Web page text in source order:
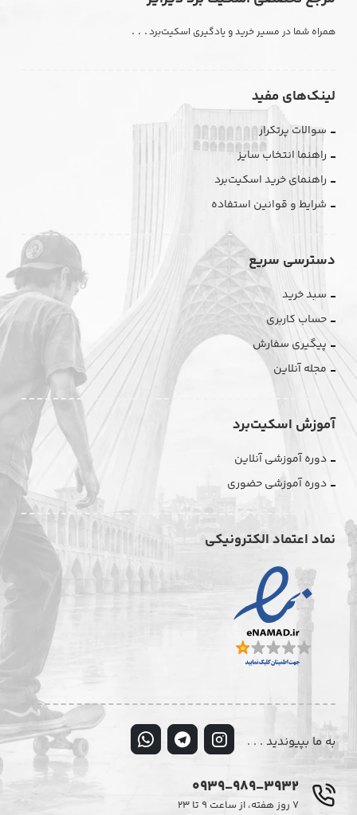
همراه شما در مسیر خرید و یادگیری اسکیت‌برد. . .
لینک‌های مفید
سوالات پرتکرار
راهنما انتخاب سایز
راهنمای خرید اسکیت‌برد
شرایط و قوانین استفاده
دسترسی سریع
سبد خرید
حساب کاربری
پیگیری سفارش
مجله آنلاین
آموزش اسکیت‌برد
دوره آموزشی آنلاین
دوره آموزشی حضوری
نماد اعتماد الکترونیکی
به ما بپیوندید . . .
0939-989-3932
۷ روز هفته، از ساعت ۹ تا ۲۳